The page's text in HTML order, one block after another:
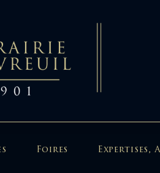
Foires Expertises,